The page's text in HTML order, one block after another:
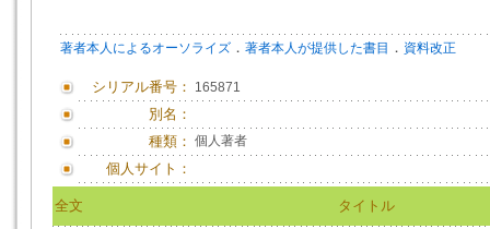
著者本人によるオーソライズ ． 著者本人が提供した書目 ． 資料改正
シリアル番号： 165871
別名：
種類： 個人著者
個人サイト：
全文
タイトル